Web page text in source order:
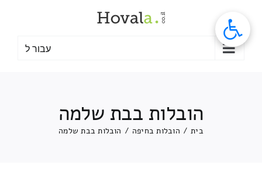
עבור ל
הובלות בבת שלמה
בית / הובלות בחיפה / הובלות בבת שלמה